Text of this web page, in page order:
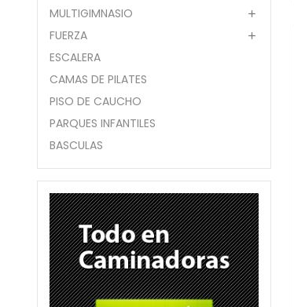
MULTIGIMNASIO

FUERZA 
ESCALERA
CAMAS DE PILATES
PISO DE CAUCHO
PARQUES INFANTILES
BASCULAS